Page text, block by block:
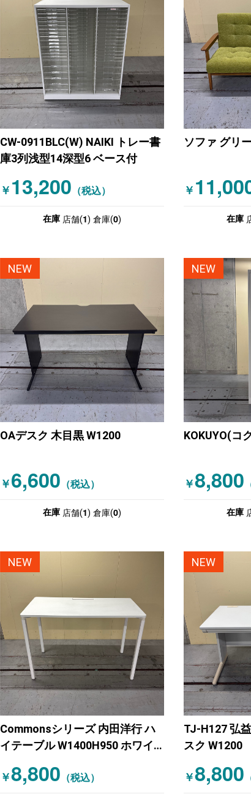
CW-0911BLC(W) NAIKI トレー書
庫3列浅型14深型6 ベース付
￥ 13,200 （税込）
在庫 店舗(1) 倉庫(0)
ソファ グリ
￥
在庫
NEW
OAデスク 木目黒 W1200
￥6,600 （税込）
在庫 店舗(1) 倉庫(0)
NEW
KOKUYO(コ
￥8,800
在庫
NEW
Commonsシリーズ 内田洋行 ハ
イテーブル W1400H950 ホワイ
￥8,800 （税込）
NEW
TJ-H127 弘
スク W1200
￥8,800